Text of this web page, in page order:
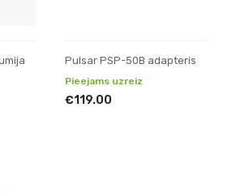
Pulsar PSP-50B adapteris
Pieejams uzreiz
€119.00